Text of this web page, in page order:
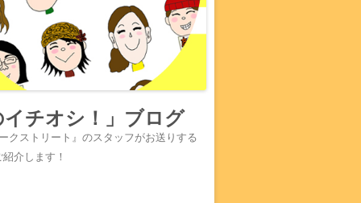
チオシ！」ブログ
クストリート』のスタッフがお送りする
介します！